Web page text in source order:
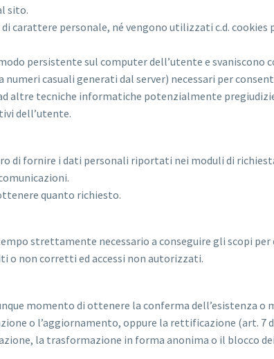
sito.
carattere personale, né vengono utilizzati c.d.
persistente sul computer dell’utente e
casuali generati dal server) necessari per
altre tecniche informatiche potenzialmente
dell’utente.
di fornire i dati personali riportati nei moduli di
quanto richiesto.
strettamente necessario a conseguire gli scopi per
o non corretti ed accessi non autorizzati.
momento di ottenere la conferma dell’esistenza o
o l’aggiornamento, oppure la rettificazione (art. 7
la trasformazione in forma anonima o il blocco